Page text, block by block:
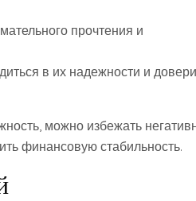
прочтения и
в их надежности и
можно избежать
финансовую стабильность.